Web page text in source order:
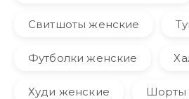
Свитшоты женские
Футболки женские
Худи женские Шорты